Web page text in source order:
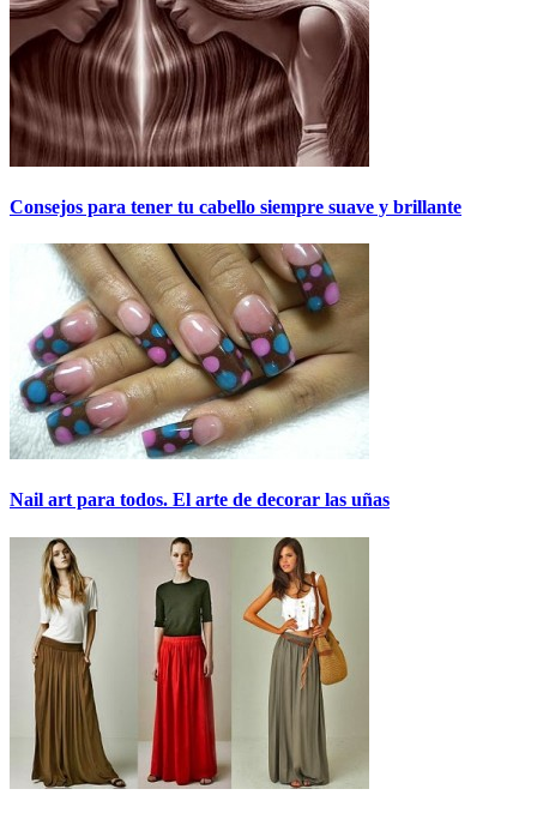
Consejos para tener tu cabello siempre suave y brillante
Nail art para todos. El arte de decorar las uñas